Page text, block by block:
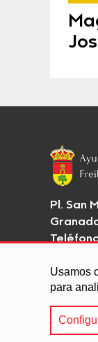
Usamos
para
Pl. San